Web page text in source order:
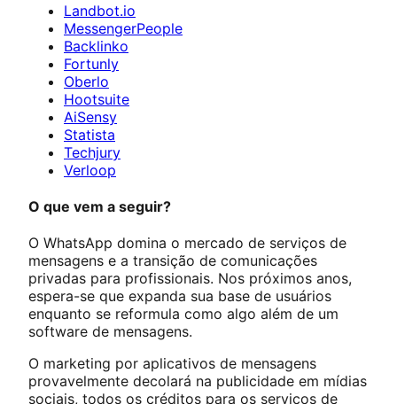
Landbot.io
MessengerPeople
Backlinko
Fortunly
Oberlo
Hootsuite
AiSensy
Statista
Techjury
Verloop
O que vem a seguir?
O WhatsApp domina o mercado de serviços de
mensagens e a transição de comunicações
privadas para profissionais. Nos próximos anos,
espera-se que expanda sua base de usuários
enquanto se reformula como algo além de um
software de mensagens.
O marketing por aplicativos de mensagens
provavelmente decolará na publicidade em mídias
sociais, todos os créditos para os serviços de